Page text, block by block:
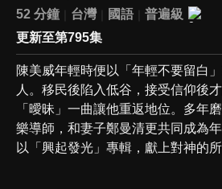
52 分鐘
台灣 國語
普遍級
更新至第795集
陳美威年輕時便以「年輕不要留白
人。移民後陷入低谷，接受信仰後
「曖昧」一曲讓他重返地位。多年
樂導師，和妻子鄭曼清更共同成為
以「興起發光」專輯，獻上對神的所